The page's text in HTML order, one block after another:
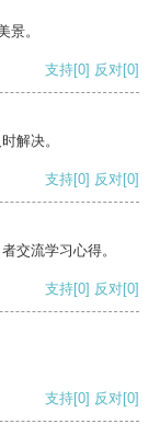
景。
支持[0] 反对[0]
解决。
支持[0] 反对[0]
交流学习心得。
支持[0] 反对[0]
支持[0] 反对[0]